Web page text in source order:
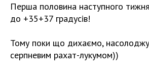
Перша половина наступного тижня
до +35+37 градусів!
Тому поки що дихаємо,
серпневим рахат-лукумом))